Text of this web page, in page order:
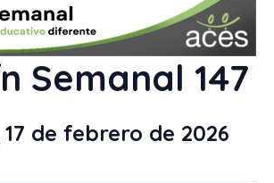
Semanal 147
de febrero de 2026